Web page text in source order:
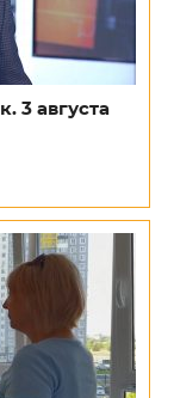
3 августа